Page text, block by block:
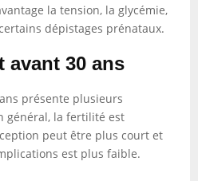
la tension, la glycémie,
dépistages prénataux.
avant 30 ans
présente plusieurs
général, la fertilité est
peut être plus court et
est plus faible.